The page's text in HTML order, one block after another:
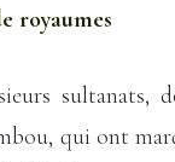
de royaumes
sultanats,
qui ont